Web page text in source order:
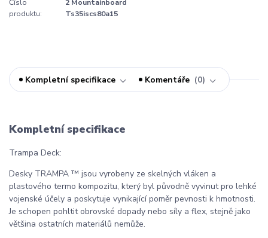
Číslo
produktu:
2 Mountainboard
Ts35iscs80a15
Kompletní specifikace Komentáře 0
Kompletní specifikace
Trampa Deck:
Desky TRAMPA ™ jsou vyrobeny ze skelných vláken a
plastového termo kompozitu, který byl původně vyvinut pro lehké
vojenské účely a poskytuje vynikající poměr pevnosti k hmotnosti.
Je schopen pohltit obrovské dopady nebo síly a flex, stejně jako
většina ostatních materiálů nemůže.